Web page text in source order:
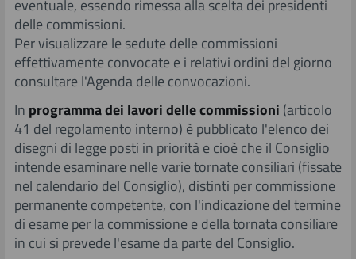
eventuale, essendo rimessa alla scelta dei presidenti
delle commissioni.
Per visualizzare le sedute delle commissioni
effettivamente convocate e i relativi ordini del giorno
consultare l'Agenda delle convocazioni.
In programma dei lavori delle commissioni (articolo
41 del regolamento interno) è pubblicato l'elenco dei
disegni di legge posti in priorità e cioè che il Consiglio
intende esaminare nelle varie tornate consiliari (fissate
nel calendario del Consiglio), distinti per commissione
permanente competente, con l'indicazione del termine
di esame per la commissione e della tornata consiliare
in cui si prevede l'esame da parte del Consiglio.